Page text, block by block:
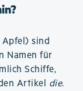
sind
Namen für
Schiffe,
Artikel die.